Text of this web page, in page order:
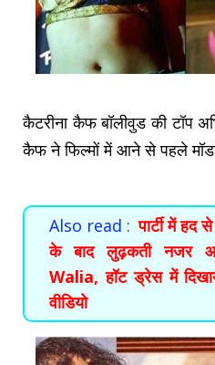
कैटरीना कैफ बॉलीवुड की टॉप
कैफ ने फिल्मों में आने से पहले
Also read : पार्टी में हद
के बाद लुढ़कती नजर
Walia, हॉट ड्रेस में
वीडियो